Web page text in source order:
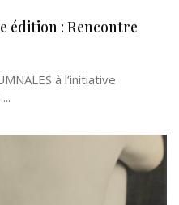
édition : Rencontre
à l’initiative